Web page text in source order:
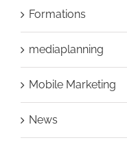
Formations
mediaplanning
Mobile Marketing
News